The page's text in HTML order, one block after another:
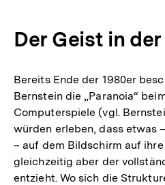
Der Geist in
Bereits Ende der 1980er
Bernstein die „Paranoia“
Computerspiele (vgl.
würden erleben, dass etwas
– auf dem Bildschirm auf
gleichzeitig aber der
entzieht. Wo sich die